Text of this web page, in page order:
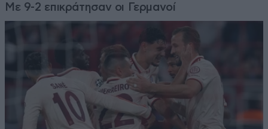
Με 9-2 επικράτησαν οι Γερμανοί